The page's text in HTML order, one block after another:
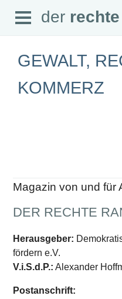
der rechte rand
Abonnement
Downloads
Datenschutz
SCHWERPUNKTE
Schwerpunkte Übersicht
Schwerpunkt AFD-Verbot
Schwerpunkt »Identitäre
Open
Menu
der rechte
GEWALT,
KOMMERZ
Magazin von und für
DER RECHTE
Herausgeber:
fördern e.V.
V.i.S.d.P.: Alexander
Postanschrift: